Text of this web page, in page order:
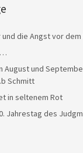
und die Angst vor
…
August und
Schmitt
in seltenem Rot
Jahrestag des